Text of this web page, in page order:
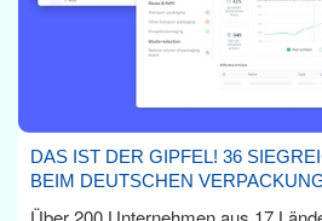
DAS IST DER GIPFEL! 36
BEIM DEUTSCHEN